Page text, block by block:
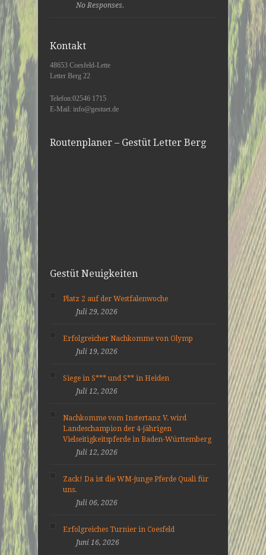
No Responses.
Kontakt
48653 Coesfeld-Lette
Letter Berg 22
Telefon:02546 1715
E-Mail: info@gestuet.de
Routenplaner – Gestüt Letter Berg
Gestüt Neuigkeiten
Platz 2 auf der Westfalenwoche
Juli 29, 2026
Erfolgreicher Nachkomme von Olymp
Juli 19, 2026
Siege in S*** und S** in Heiden
Juli 12, 2026
Nachkomme vom Instertanz V. wird
Landeschampion der 4-jährigen
Vielseitigkeitspferde in Baden-Württemberg
Juli 12, 2026
Zack! Da ist die WM-junge Pferde Quali für
uns.
Juli 06, 2026
Erfolgreiches Turnier in Coesfeld
Juni 16, 2026